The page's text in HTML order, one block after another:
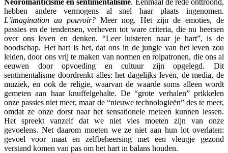
hebben andere vermogens al snel haar plaats ingenomen.
L’imagination au pouvoir? Meer nog. Het zijn de emoties, de
passies en de tendensen, verheven tot ware criteria, die nu heersen
over ons leven en denken. “Leer luisteren naar je hart”, is de
boodschap. Het hart is het, dat ons in de jungle van het leven zou
leiden, door ons vrij te maken van normen en rolpatronen, die ons al
eeuwen door opvoeding en cultuur zijn opgelegd. Dit
sentimentalisme doordrenkt alles: het dagelijks leven, de media, de
muziek, en ook de religie, waarvan de waarde soms alleen wordt
gemeten aan haar knuffelgehalte. De “grote verhalen” prikkelen
onze passies niet meer, maar de “nieuwe technologieën” des te meer,
omdat ze onze dorst naar het sensationele meteen kunnen lessen.
Het spreekt vanzelf dat we niet vies moeten zijn van onze
gevoelens. Net daarom moeten we ze niet aan hun lot overlaten:
gevoel voor maat en zelfbeheersing met een vleugje gezond
verstand komen van pas om het hart in balans houden.